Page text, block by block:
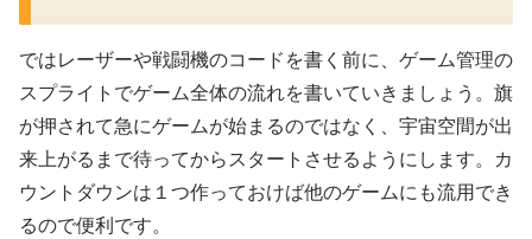
ではレーザーや戦闘機のコードを書く前に、ゲーム管理の
スプライトでゲーム全体の流れを書いていきましょう。旗
が押されて急にゲームが始まるのではなく、宇宙空間が出
来上がるまで待ってからスタートさせるようにします。カ
ウントダウンは１つ作っておけば他のゲームにも流用でき
るので便利です。